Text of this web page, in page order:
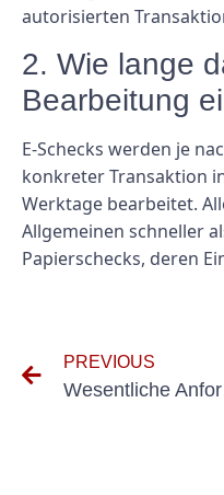
autorisierten
2. Wie lange
Bearbeitung
E-Schecks werden je
konkreter Transaktion
Werktage bearbeitet.
Allgemeinen schneller
Papierschecks, deren
PREVIOUS